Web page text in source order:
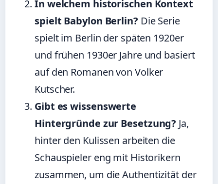
In welchem historischen Kontext
spielt Babylon Berlin? Die Serie
spielt im Berlin der späten 1920er
und frühen 1930er Jahre und basiert
auf den Romanen von Volker
Kutscher.
Gibt es wissenswerte
Hintergründe zur Besetzung? Ja,
hinter den Kulissen arbeiten die
Schauspieler eng mit Historikern
zusammen, um die Authentizität der